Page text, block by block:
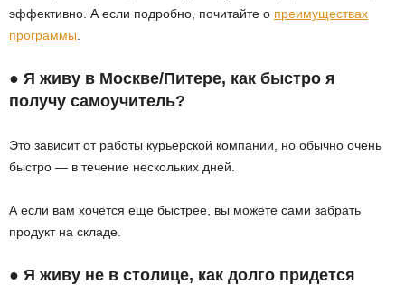
эффективно. А если подробно, почитайте о преимуществах
программы
● Я живу в Москве/Питере, как быстро я
получу самоучитель?
Это зависит от работы курьерской компании, но обычно очень
быстро — в течение нескольких дней.
А если вам хочется еще быстрее, вы можете сами забрать
продукт на складе.
● Я живу не в столице, как долго придется